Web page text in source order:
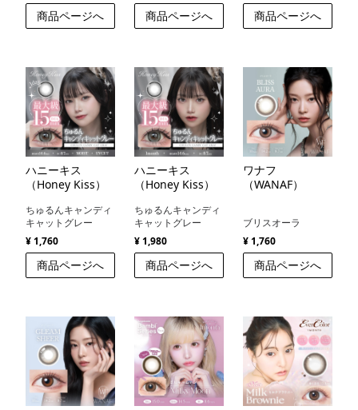
商品ページへ 商品ページへ 商品ページへ
ハニーキス
（Honey Kiss）
ちゅるんキャンディ
キャットグレー
¥ 1,760
商品ページへ
ハニーキス
（Honey Kiss）
ちゅるんキャンディ
キャットグレー
¥ 1,980
商品ページへ
ワナフ
（WANAF）
ブリスオーラ
¥ 1,760
商品ページへ